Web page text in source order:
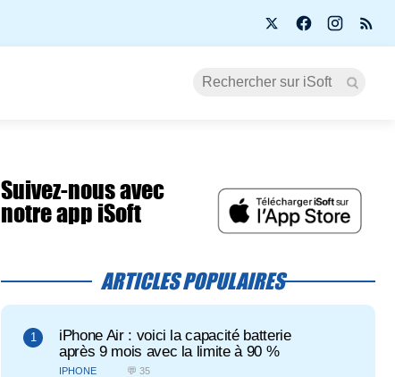
Suivez-nous avec
notre app iSoft
ARTICLES POPULAIRES
iPhone Air : voici la capacité batterie
après 9 mois avec la limite à 90 %
IPHONE 💬 35